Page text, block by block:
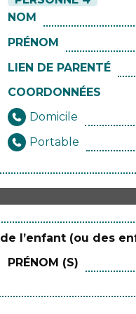
NOM
PRÉNOM
LIEN DE PARENTÉ
COORDONNÉES
Domicile
Portable
de l’enfant (ou des
PRÉNOM (S)